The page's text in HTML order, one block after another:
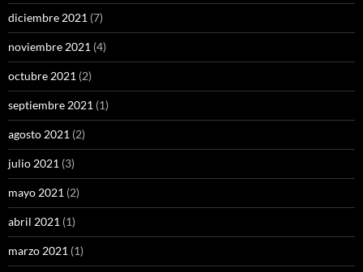
diciembre 2021 (7)
noviembre 2021 (4)
octubre 2021 (2)
septiembre 2021 (1)
agosto 2021 (2)
julio 2021 (3)
mayo 2021 (2)
abril 2021 (1)
marzo 2021 (1)